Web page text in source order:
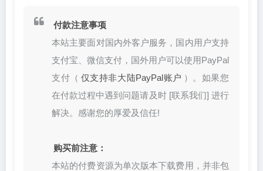
付款注意事项
本站主要面对国内外客户服务，国内用户支持
支付宝、微信支付，国外用户可以使用PayPal
支付（ 仅支持非大陆PayPal账户 ）。如果您
在付款过程中遇到问题请及时 [联系我们] 进行
解决。感谢您的厚爱及信任!
购买前注意：
本站的付费资源为单次版本下载费用，并非包